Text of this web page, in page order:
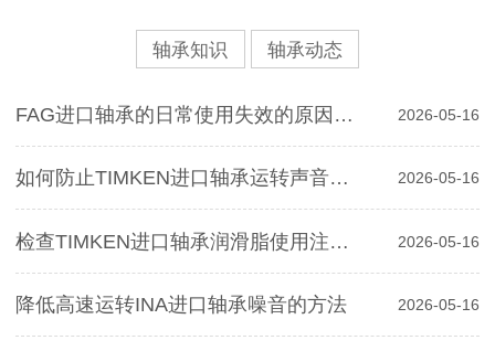
轴承知识 轴承动态
FAG进口轴承的日常使用失效的原因分析 2026-05-16
如何防止TIMKEN进口轴承运转声音对寿命影响 2026-05-16
检查TIMKEN进口轴承润滑脂使用注意事项 2026-05-16
降低高速运转INA进口轴承噪音的方法 2026-05-16